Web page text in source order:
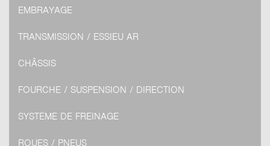
EMBRAYAGE
TRANSMISSION / ESSIEU AR
CHÂSSIS
FOURCHE / SUSPENSION / DIRECTION
SYSTÈME DE FREINAGE
ROUES / PNEUS